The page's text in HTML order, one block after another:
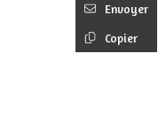
Envoyer
Copier